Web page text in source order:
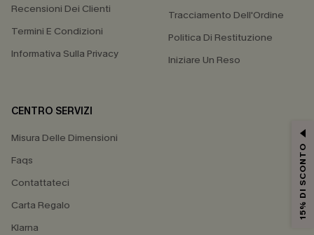
Recensioni Dei Clienti
Termini E Condizioni
Informativa Sulla Privacy
Tracciamento Dell'Ordine
Politica Di Restituzione
Iniziare Un Reso
CENTRO SERVIZI
Misura Delle Dimensioni
Faqs
Contattateci
Carta Regalo
Klarna
15% DI SCONTO